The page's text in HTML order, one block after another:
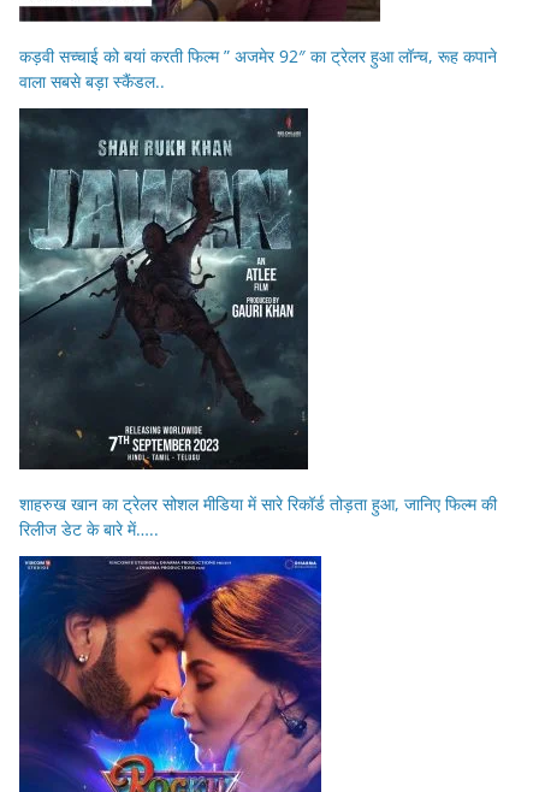
कड़वी सच्चाई को बयां करती फिल्म ” अजमेर 92″ का ट्रेलर हुआ लॉन्च, रूह कपाने
वाला सबसे बड़ा स्कैंडल..
शाहरुख खान का ट्रेलर सोशल मीडिया में सारे रिकॉर्ड तोड़ता हुआ, जानिए फिल्म की
रिलीज डेट के बारे में…..